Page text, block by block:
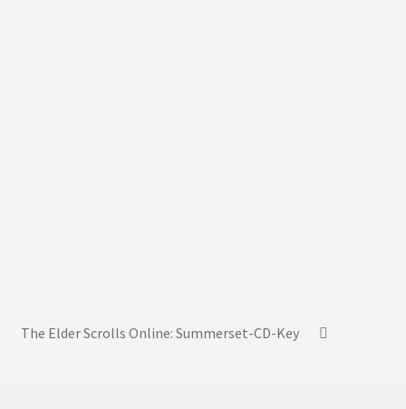
The Elder Scrolls Online: Summerset-CD-Key